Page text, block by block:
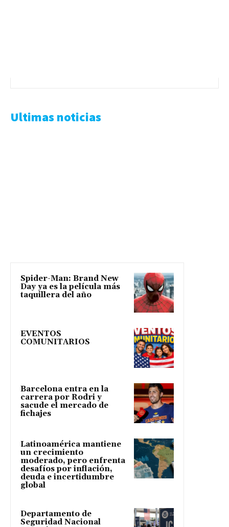
Ultimas noticias
Spider-Man: Brand New
Day ya es la película más
taquillera del año
EVENTOS
COMUNITARIOS
Barcelona entra en la
carrera por Rodri y
sacude el mercado de
fichajes
Latinoamérica mantiene
un crecimiento
moderado, pero enfrenta
desafíos por inflación,
deuda e incertidumbre
global
Departamento de
Seguridad Nacional